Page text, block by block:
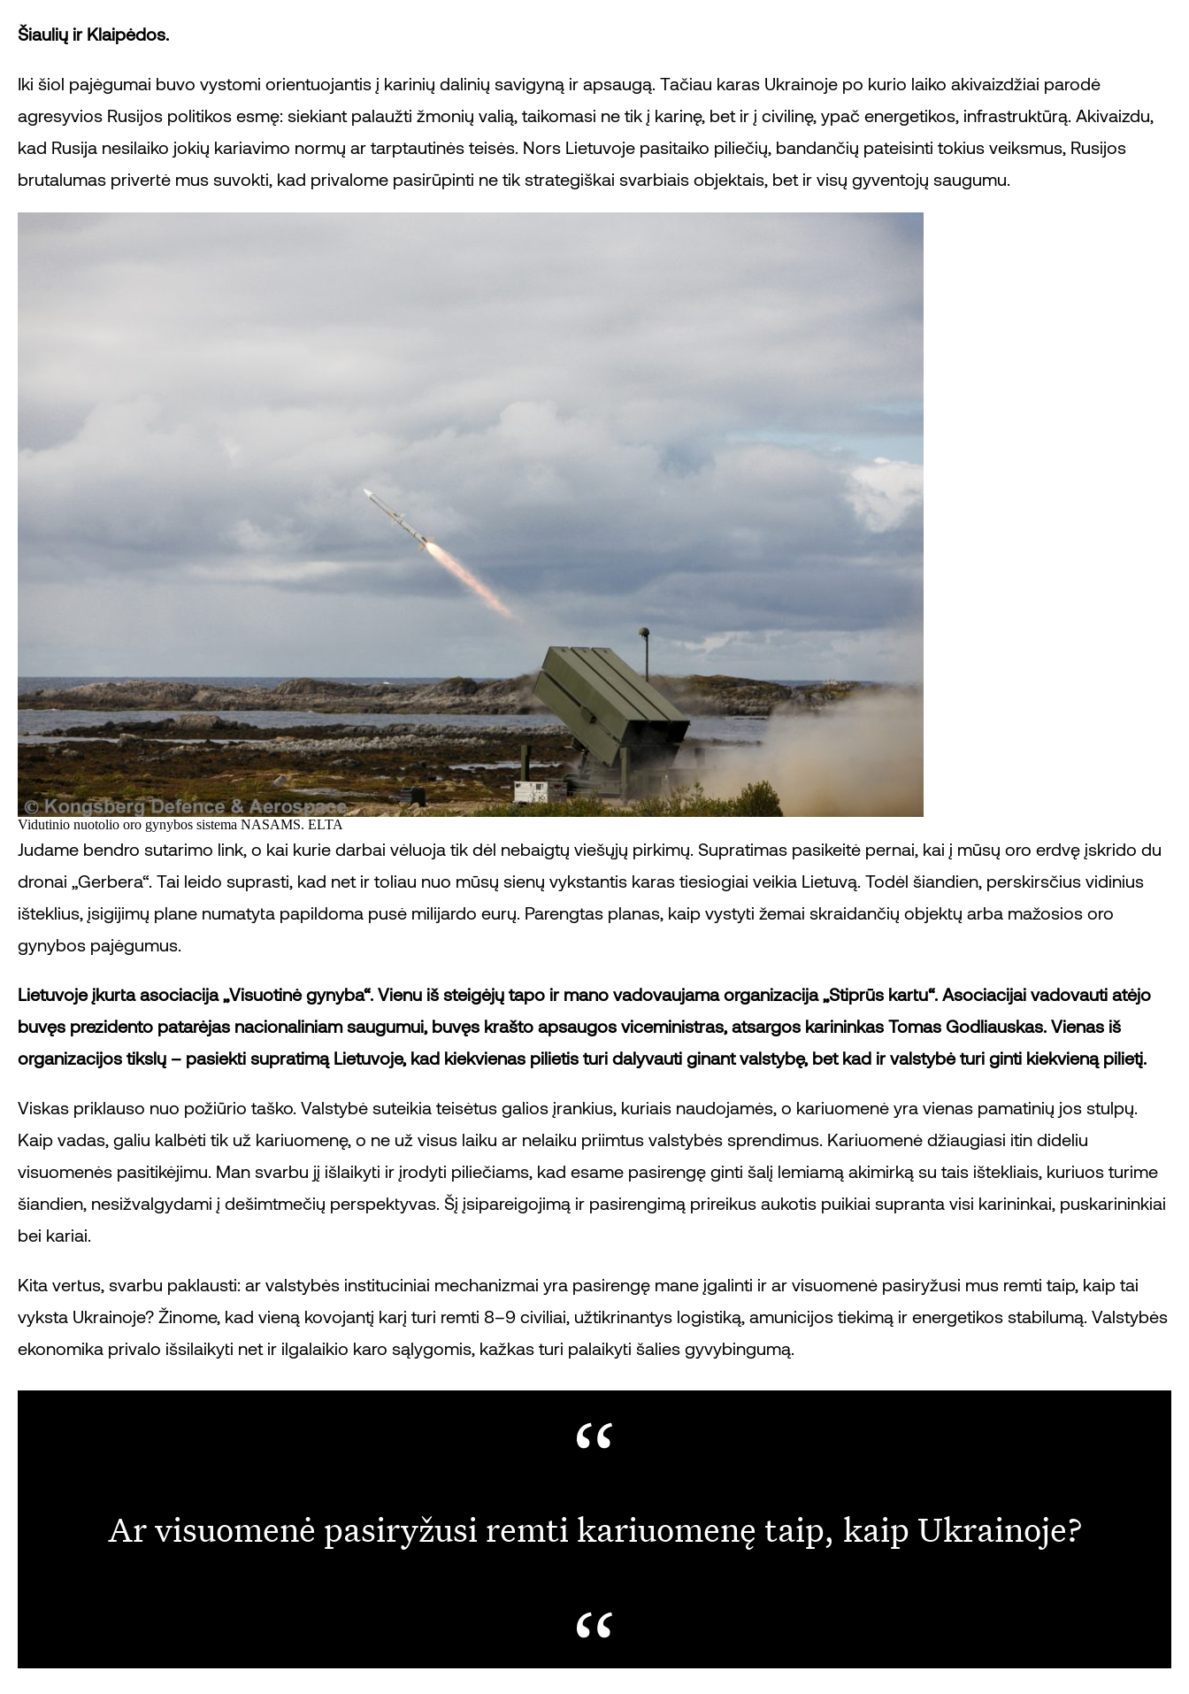
Šiaulių ir Klaipėdos.
Iki šiol pajėgumai buvo vystomi orientuojantis į karinių dalinių savigyną ir apsaugą. Tačiau karas Ukrainoje po kurio laiko akivaizdžiai parodė
agresyvios Rusijos politikos esmę: siekiant palaužti žmonių valią, taikomasi ne tik į karinę, bet ir į civilinę, ypač energetikos, infrastruktūrą. Akivaizdu,
kad Rusija nesilaiko jokių kariavimo normų ar tarptautinės teisės. Nors Lietuvoje pasitaiko piliečių, bandančių pateisinti tokius veiksmus, Rusijos
brutalumas privertė mus suvokti, kad privalome pasirūpinti ne tik strategiškai svarbiais objektais, bet ir visų gyventojų saugumu.
Vidutinio nuotolio oro gynybos sistema NASAMS. ELTA
Judame bendro sutarimo link, o kai kurie darbai vėluoja tik dėl nebaigtų viešųjų pirkimų. Supratimas pasikeitė pernai, kai į mūsų oro erdvę įskrido du
dronai „Gerbera“. Tai leido suprasti, kad net ir toliau nuo mūsų sienų vykstantis karas tiesiogiai veikia Lietuvą. Todėl šiandien, perskirsčius vidinius
išteklius, įsigijimų plane numatyta papildoma pusė milijardo eurų. Parengtas planas, kaip vystyti žemai skraidančių objektų arba mažosios oro
gynybos pajėgumus.
Lietuvoje įkurta asociacija „Visuotinė gynyba“. Vienu iš steigėjų tapo ir mano vadovaujama organizacija „Stiprūs kartu“. Asociacijai vadovauti atėjo
buvęs prezidento patarėjas nacionaliniam saugumui, buvęs krašto apsaugos viceministras, atsargos karininkas Tomas Godliauskas. Vienas iš
organizacijos tikslų – pasiekti supratimą Lietuvoje, kad kiekvienas pilietis turi dalyvauti ginant valstybę, bet kad ir valstybė turi ginti kiekvieną pilietį.
Viskas priklauso nuo požiūrio taško. Valstybė suteikia teisėtus galios įrankius, kuriais naudojamės, o kariuomenė yra vienas pamatinių jos stulpų.
Kaip vadas, galiu kalbėti tik už kariuomenę, o ne už visus laiku ar nelaiku priimtus valstybės sprendimus. Kariuomenė džiaugiasi itin dideliu
visuomenės pasitikėjimu. Man svarbu jį išlaikyti ir įrodyti piliečiams, kad esame pasirengę ginti šalį lemiamą akimirką su tais ištekliais, kuriuos turime
šiandien, nesižvalgydami į dešimtmečių perspektyvas. Šį įsipareigojimą ir pasirengimą prireikus aukotis puikiai supranta visi karininkai, puskarininkiai
bei kariai.
Kita vertus, svarbu paklausti: ar valstybės instituciniai mechanizmai yra pasirengę mane įgalinti ir ar visuomenė pasiryžusi mus remti taip, kaip tai
vyksta Ukrainoje? Žinome, kad vieną kovojantį karį turi remti 8–9 civiliai, užtikrinantys logistiką, amunicijos tiekimą ir energetikos stabilumą. Valstybės
ekonomika privalo išsilaikyti net ir ilgalaikio karo sąlygomis, kažkas turi palaikyti šalies gyvybingumą.
Ar visuomenė pasiryžusi remti kariuomenę taip, kaip Ukrainoje?